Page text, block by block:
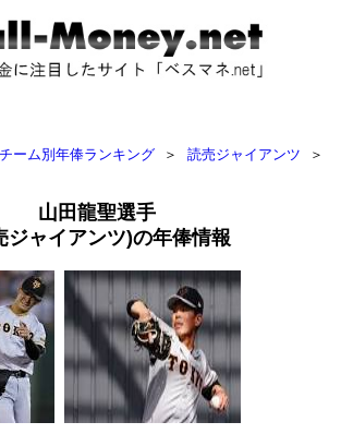
ーム別年俸ランキング ＞ 読売ジャイアンツ
＞
山田龍聖選手
ジャイアンツ)の年俸情報